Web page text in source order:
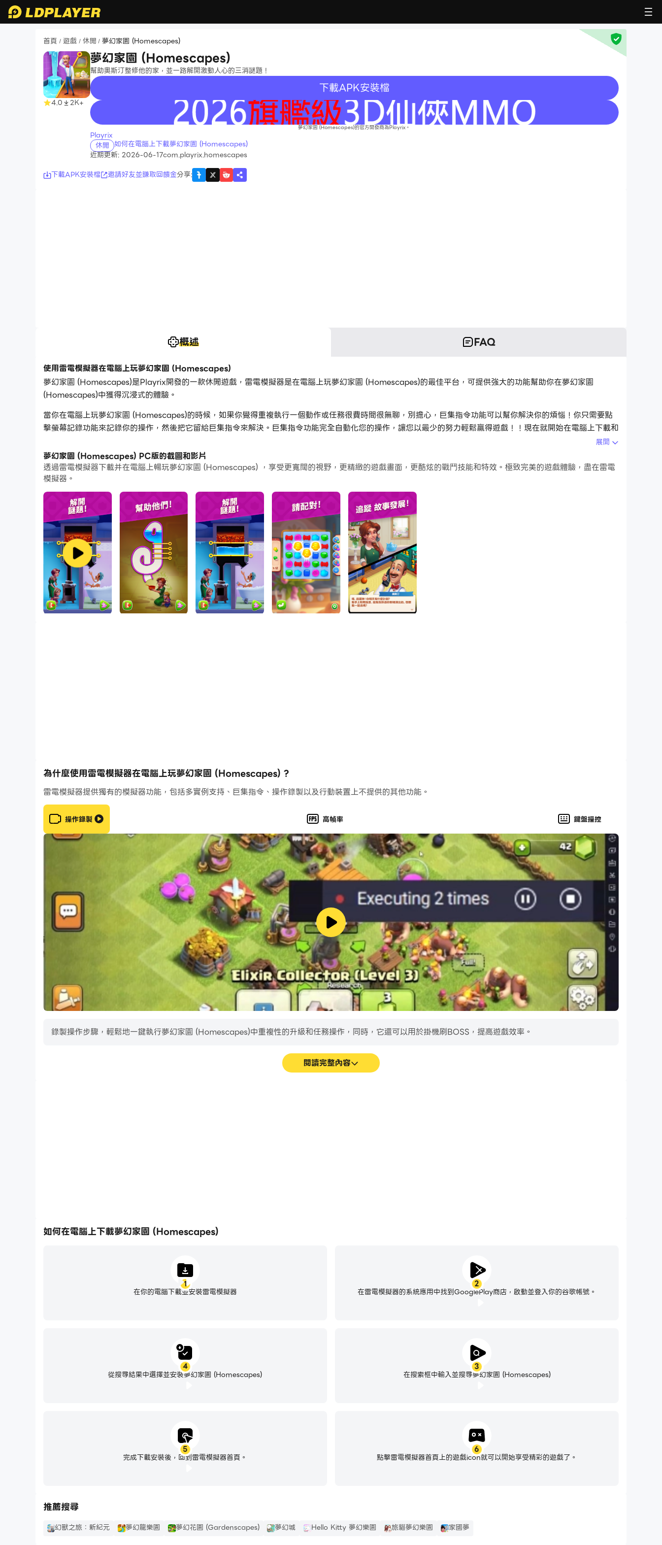
首頁 / 遊戲 / 休閒 / 夢幻家園 (Homescapes)
4.0 2K+
夢幻家園 (Homescapes)
幫助奧斯汀整修他的家，並一路解開激動人心的三消謎題！
下載APK安裝檔
recommend
夢幻家園 (Homescapes)的官方開發商為Playrix。
Playrix
休閒 如何在電腦上下載夢幻家園 (Homescapes)
近期更新: 2026-06-17com.playrix.homescapes
下載APK安裝檔
邀請好友並賺取回饋金分享:
概述 FAQ
使用雷電模擬器在電腦上玩夢幻家園 (Homescapes)
夢幻家園 (Homescapes)是Playrix開發的一款休閒遊戲，雷電模擬器是在電腦上玩夢幻家園 (Homescapes)的最佳平台，可提供強大的功能幫助你在夢幻家園
(Homescapes)中獲得沉浸式的體驗。
當你在電腦上玩夢幻家園 (Homescapes)的時候，如果你覺得重複執行一個動作或任務很費時間很無聊，別擔心，巨集指令功能可以幫你解決你的煩惱！你只需要點
擊螢幕記錄功能來記錄你的操作，然後把它留給巨集指令來解決。巨集指令功能完全自動化您的操作，讓您以最少的努力輕鬆贏得遊戲！！現在就開始在電腦上下載和
歡迎來到《夢幻家園》，這是著名的 Playrix Scapes™ 系列中一款溫馨舒適的遊戲！來玩三消配對，將家中的每個角落變成一個令人放鬆和享受樂趣的迷人場所。
遊戲特色：
● 充滿創意的遊戲：進行三消組合並裝飾你的房子，同時享受激動人心的故事！
● 數以千計的引人入勝的關卡，其中包含爆炸性的加速道具、好用的增強道具和酷炫的元素。
● 激動人心的活動：踏上精彩的探險之旅，在不同的挑戰中與其他玩家一較高下，贏取豐厚獎品！
● 擁有原創設計的獨特房間：從奧斯汀的臥室到溫室。
● 大量有趣的角色：認識奧斯汀的朋友們和你的鄰居！
● 可愛的寵物，將成為你忠實的夥伴！
在遊戲社群中結交新朋友！
展開
夢幻家園 (Homescapes) PC版的截圖和影片
透過雷電模擬器下載并在電腦上暢玩夢幻家園 (Homescapes) ，享受更寬闊的視野，更精緻的遊戲畫面，更酷炫的戰鬥技能和特效。極致完美的遊戲體驗，盡在雷電
模擬器。
為什麼使用雷電模擬器在電腦上玩夢幻家園 (Homescapes) ?
雷電模擬器提供獨有的模擬器功能，包括多實例支持、巨集指令、操作錄製以及行動裝置上不提供的其他功能。
操作錄製 高幀率 鍵盤操控
錄製操作步驟，輕鬆地一鍵執行夢幻家園 (Homescapes)中重複性的升級和任務操作，同時，它還可以用於掛機刷BOSS，提高遊戲效率。
閱讀完整內容
如何在電腦上下載夢幻家園 (Homescapes)
1
在你的電腦下載並安裝雷電模擬器
2
在雷電模擬器的系統應用中找到GooglePlay商店，啟動並登入你的谷歌帳號。
3
在搜索框中輸入並搜尋夢幻家園 (Homescapes)
4
從搜尋結果中選擇並安裝夢幻家園 (Homescapes)
5
完成下載安裝後，回到雷電模擬器首頁。
6
點擊雷電模擬器首頁上的遊戲icon就可以開始享受精彩的遊戲了。
推薦搜尋
幻獸之旅：新紀元 夢幻龍樂園 夢幻花園 (Gardenscapes) 夢幻城 Hello Kitty 夢幻樂園 旅貓夢幻樂園 家國夢